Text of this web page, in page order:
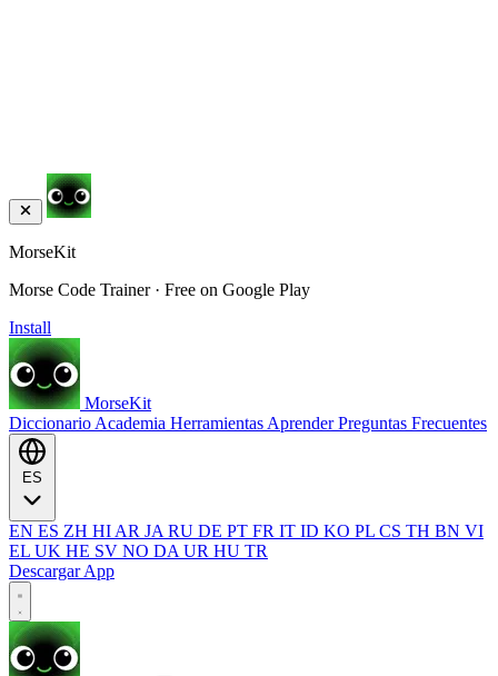
MorseKit
Morse Code Trainer · Free on Google Play
Install
MorseKit
Diccionario Academia Herramientas AprenderPreguntas Frecuentes
EN ES ZH HI AR JA RU DE PT FR IT ID KO PL CS TH BN VI
EL UK HE SV NO DA UR HU TR
Descargar App